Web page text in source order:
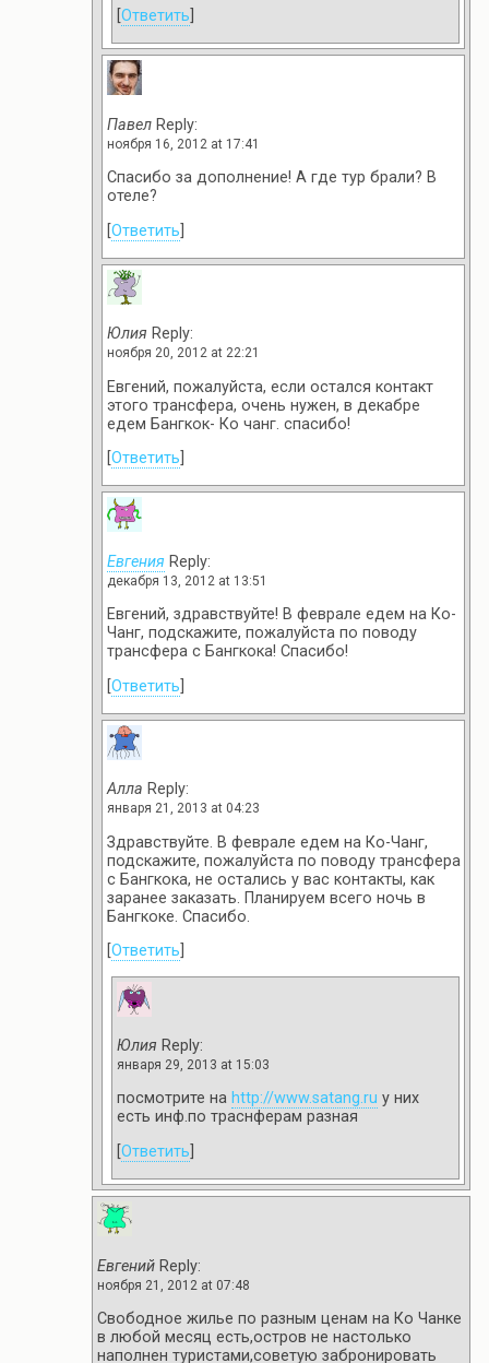
Ответить
Павел Reply:
ноября 16, 2012 at 17:41
Спасибо за дополнение! А где тур брали? В
отеле?
Ответить
Юлия Reply:
ноября 20, 2012 at 22:21
Евгений, пожалуйста, если остался контакт
этого трансфера, очень нужен, в декабре
едем Бангкок- Ко чанг. спасибо!
Ответить
Евгения Reply:
декабря 13, 2012 at 13:51
Евгений, здравствуйте! В феврале едем на Ко-
Чанг, подскажите, пожалуйста по поводу
трансфера с Бангкока! Спасибо!
Ответить
Алла Reply:
января 21, 2013 at 04:23
Здравствуйте. В феврале едем на Ко-Чанг,
подскажите, пожалуйста по поводу трансфера
с Бангкока, не остались у вас контакты, как
заранее заказать. Планируем всего ночь в
Бангкоке. Спасибо.
Ответить
Юлия Reply:
января 29, 2013 at 15:03
посмотрите на http://www.satang.ru у них
есть инф.по траснферам разная
Ответить
Евгений Reply:
ноября 21, 2012 at 07:48
Свободное жилье по разным ценам на Ко Чанке
в любой месяц есть,остров не настолько
наполнен туристами,советую забронировать